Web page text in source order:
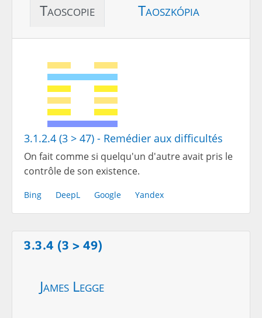
Taoscopie Taoszkópia
3.1.2.4 (3 > 47) - Remédier aux difficultés
On fait comme si quelqu'un d'autre avait pris le
contrôle de son existence.
Bing DeepL Google Yandex
3.3.4 (3 > 49)
James Legge